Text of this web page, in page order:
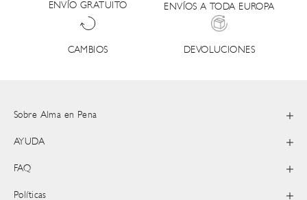
ENVÍO GRATUITO ENVÍOS A TODA EUROPA
CAMBIOS DEVOLUCIONES
Sobre Alma en Pena
AYUDA
FAQ
Políticas